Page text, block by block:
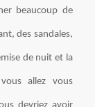
beaucoup de
des sandales,
de nuit et la
allez vous